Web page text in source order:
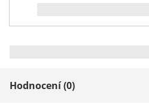
Hodnocení (0)